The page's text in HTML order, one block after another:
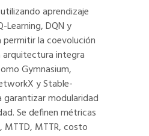
aprendizaje
Learning, DQN y
la coevolución
integra
Gymnasium,
y Stable-
garantizar modularidad
Se definen métricas
MTTD, MTTR, costo